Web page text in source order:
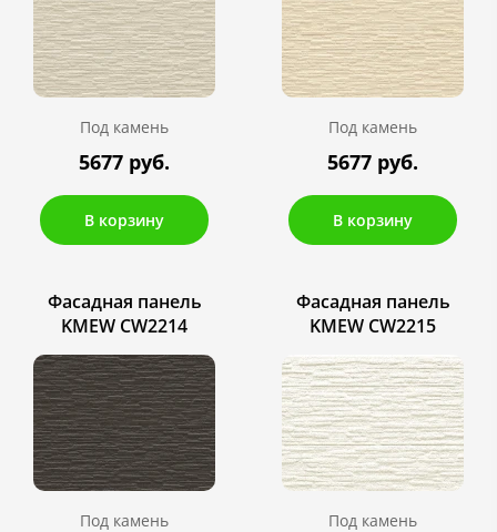
Под камень
5677 руб.
В корзину
Под камень
5677 руб.
В корзину
Фасадная панель
KMEW CW2214
Под камень
Фасадная панель
KMEW CW2215
Под камень